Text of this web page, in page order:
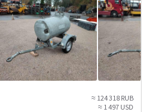
≈ 124 318 RUB
≈ 1 497 USD